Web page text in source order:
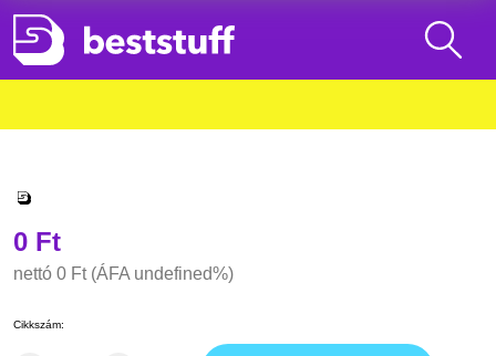
0 Ft
nettó 0 Ft (ÁFA undefined%)
Cikkszám: